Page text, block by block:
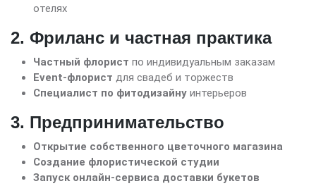
отелях
2. Фриланс и частная практика
Частный флорист по индивидуальным заказам
Event-флорист для свадеб и торжеств
Специалист по фитодизайну интерьеров
3. Предпринимательство
Открытие собственного цветочного магазина
Создание флористической студии
Запуск онлайн-сервиса доставки букетов